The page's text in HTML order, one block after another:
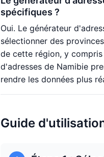
spécifiques ?
Oui. Le générateur
sélectionner des
de cette région, y
d'adresses de Namibie
rendre les données plus
Guide